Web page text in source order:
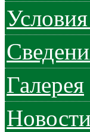
Галерея
Новости